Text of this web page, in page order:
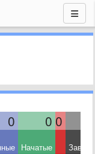
0 0 0
Начатые